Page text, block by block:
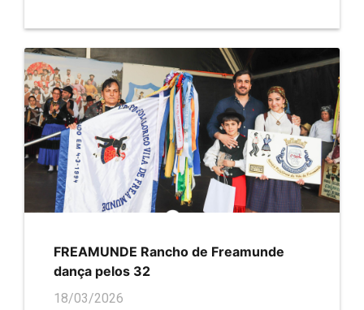
FREAMUNDE Rancho de Freamunde
dança pelos 32
18/03/2026